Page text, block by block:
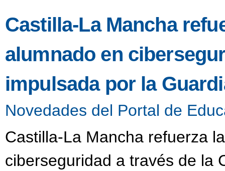
Castilla-La Mancha
alumnado en
impulsada por la
Novedades del Portal de
Castilla-La Mancha refuerza
ciberseguridad a través de la